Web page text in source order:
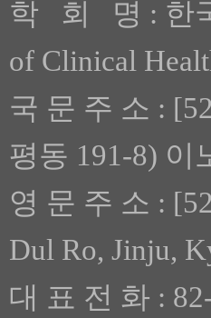
학 회 명 : 한
of Clinical
국 문 주 소 :
평동 191-8) 이
영 문 주 소 :
Dul Ro, Jinju,
대 표 전 화 :